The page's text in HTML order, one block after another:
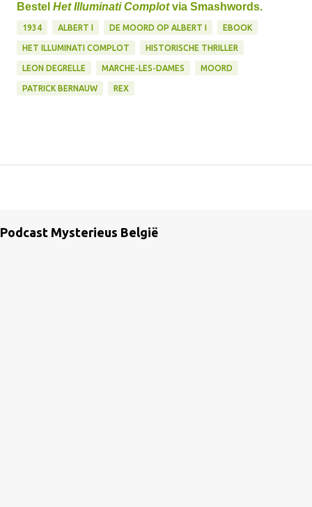
Bestel Het Illuminati Complotvia Smashwords.
1934 ALBERT I DE MOORD OP ALBERT I EBOOK
HET ILLUMINATI COMPLOT HISTORISCHE THRILLER
LEON DEGRELLE MARCHE-LES-DAMES MOORD
PATRICK BERNAUW REX
Podcast Mysterieus België